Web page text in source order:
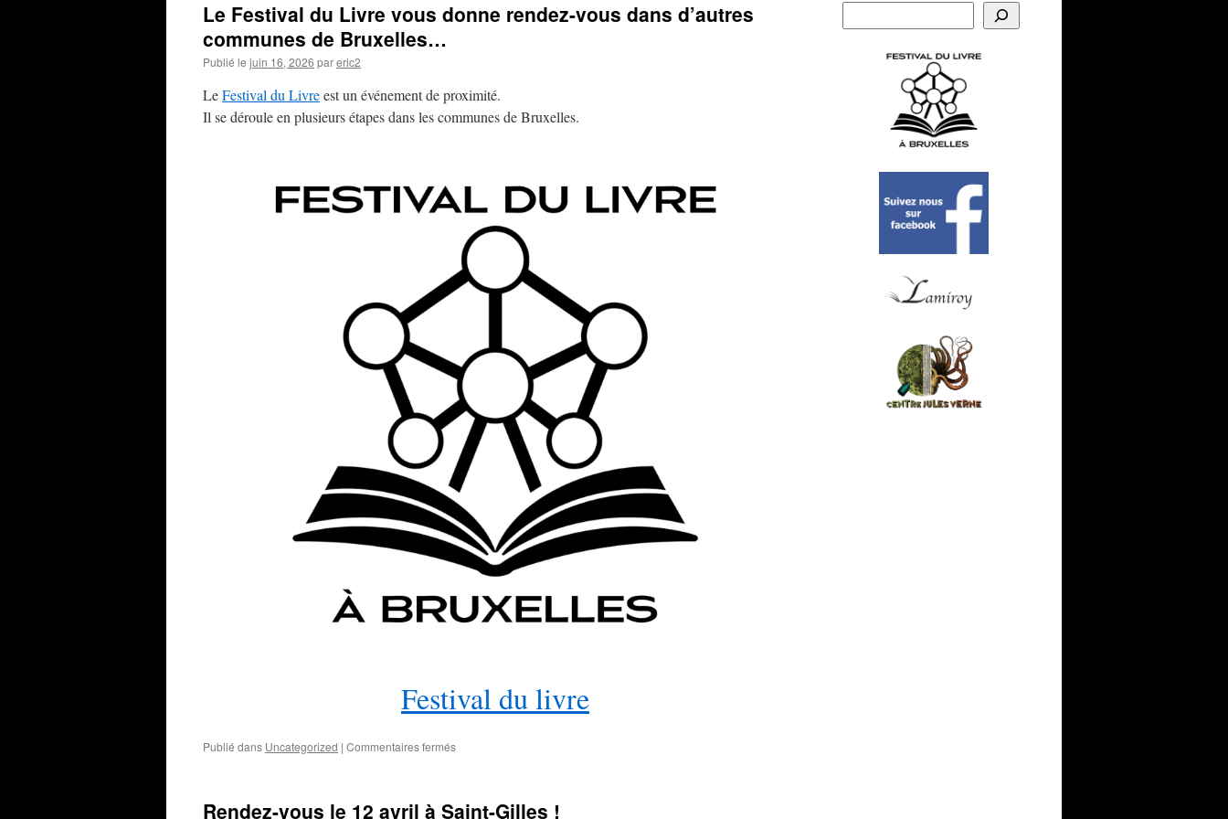
Le Festival du Livre vous donne rendez-vous dans d’autres
communes de Bruxelles…
Publié le juin 16, 2026 pareric2
LeFestival du Livreest un événement de proximité.
Il se déroule en plusieurs étapes dans les communes de Bruxelles.
Festival du livre
Publié dans Uncategorized | Commentaires ferméssur
Livre
Rendez-vous le 12 avril à Saint-Gilles !